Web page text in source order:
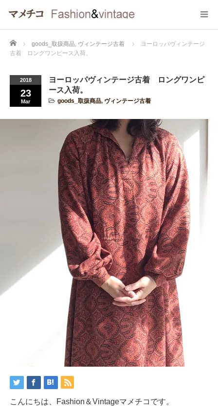
Home goods_取扱商品, ヴィンテージ古着
ヨーロッパヴィンテージ
古着 ロングワンピース入荷。
2018
23
Mar
ヨーロッパヴィンテージ古着 ロングワンピ
ース入荷。
goods_取扱商品, ヴィンテージ古着
こんにちは、Fashion＆Vintageマメチコです。